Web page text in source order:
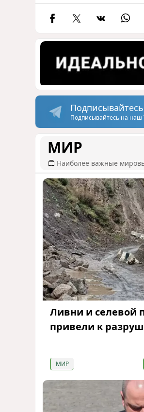
Подписывайтесь на наш
МИР
Наиболее важные
Ливни и селевой
привели к
МИР